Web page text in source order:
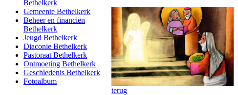
Bethelkerk
Gemeente Bethelkerk
Beheer en financiën
Bethelkerk
Jeugd Bethelkerk
Diaconie Bethelkerk
Pastoraat Bethelkerk
Ontmoeting Bethelkerk
Geschiedenis Bethelkerk
Fotoalbum
terug